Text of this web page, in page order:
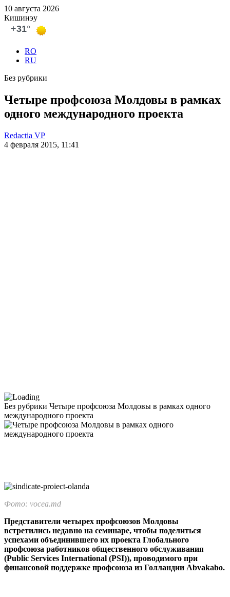
10 августа 2026
Кишинэу
RO
RU
Без рубрики
Четыре профсоюза Молдовы в рамках
одного международного проекта
Redactia VP
4 февраля 2015, 11:41
Без рубрики Четыре профсоюза Молдовы в рамках одного
международного проекта
Фото: vocea.md
Представители четырех профсоюзов Молдовы
встретились недавно на семинаре, чтобы по­делиться
успехами объединив­шего их проекта Глобально­го
профсоюза работников обще­ственного обслуживания
(Public Services International (PSI)), про­водимого при
финансовой под­держке профсоюза из Голлан­дии Abvakabo.